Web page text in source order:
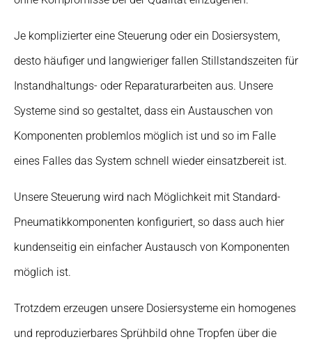
Je komplizierter eine Steuerung oder ein Dosiersystem,
desto häufiger und langwieriger fallen Stillstandszeiten für
Instandhaltungs- oder Reparaturarbeiten aus. Unsere
Systeme sind so gestaltet, dass ein Austauschen von
Komponenten problemlos möglich ist und so im Falle
eines Falles das System schnell wieder einsatzbereit ist.
Unsere Steuerung wird nach Möglichkeit mit Standard-
Pneumatikkomponenten konfiguriert, so dass auch hier
kundenseitig ein einfacher Austausch von Komponenten
möglich ist.
Trotzdem erzeugen unsere Dosiersysteme ein homogenes
und reproduzierbares Sprühbild ohne Tropfen über die